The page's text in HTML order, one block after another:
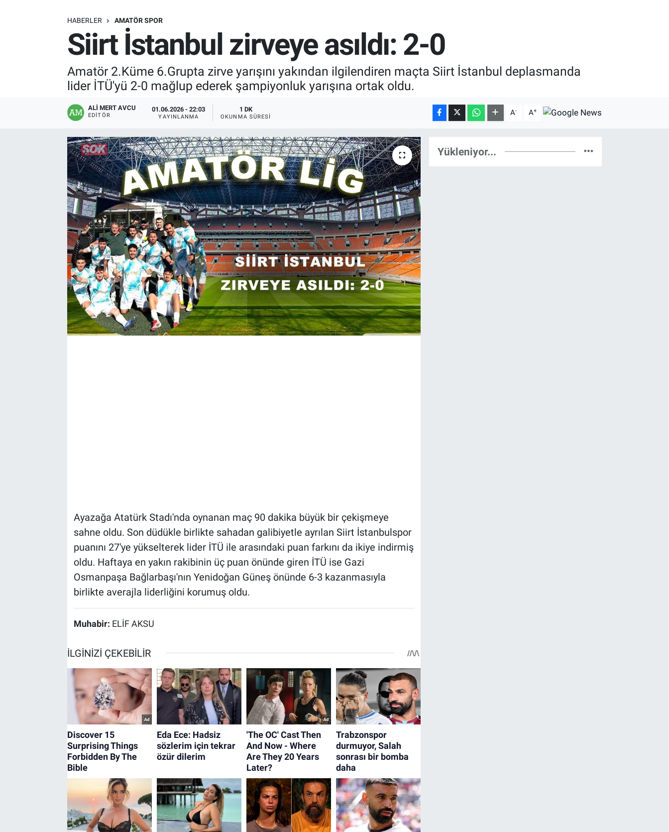
HABERLER AMATÖR SPOR
Siirt İstanbul zirveye asıldı: 2-0
Amatör 2.Küme 6.Grupta zirve yarışını yakından ilgilendiren maçta Siirt İstanbul deplasmanda
lider İTÜ'yü 2-0 mağlup ederek şampiyonluk yarışına ortak oldu.
ALI MERT AVCU
EDITÖR
01.06.2026 - 22:03
YAYINLANMA
1 DK
OKUNMA SÜRESI A- A+
Ayazağa Atatürk Stadı'nda oynanan maç 90 dakika büyük bir çekişmeye
sahne oldu. Son düdükle birlikte sahadan galibiyetle ayrılan Siirt İstanbulspor
puanını 27'ye yükselterek lider İTÜ ile arasındaki puan farkını da ikiye indirmiş
oldu. Haftaya en yakın rakibinin üç puan önünde giren İTÜ ise Gazi
Osmanpaşa Bağlarbaşı'nın Yenidoğan Güneş önünde 6-3 kazanmasıyla
birlikte averajla liderliğini korumuş oldu.
Muhabir: ELİF AKSU
Yükleniyor...
ASTROLOJİ
RESMİ İLANLAR
Bize ulaşın
İletişim/Künye
Gözden Kaçmasın